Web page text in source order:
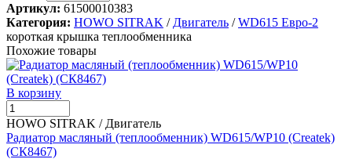
Артикул: 61500010383
Категория: HOWO SITRAK / Двигатель /WD615 Евро-2
короткая крышка теплообменника
Похожие товары
В корзину
HOWO SITRAK / Двигатель
Радиатор масляный (теплообменник) WD615/WP10 (Createk)
(СК8467)